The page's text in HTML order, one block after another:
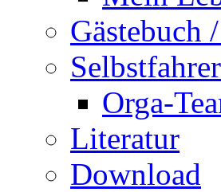
Gästebuch
Orga-
Literatur
Download